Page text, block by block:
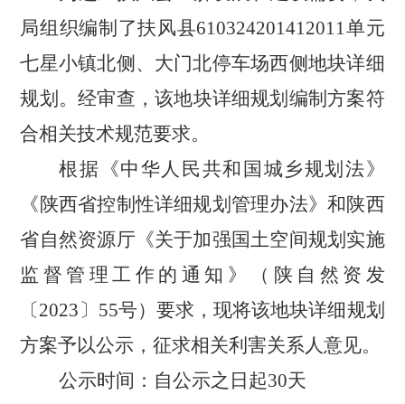
局组织编制了扶风县610324201412011单元
七星小镇北侧、大门北停车场西侧地块详细
规划。经审查，该地块详细规划编制方案符
合相关技术规范要求。
根据《中华人民共和国城乡规划法》
《陕西省控制性详细规划管理办法》和陕西
省自然资源厅《关于加强国土空间规划实施
监督管理工作的通知》（陕自然资发
〔2023 〕 55号）要求，现将该地块详细规划
方案予以公示，征求相关利害关系人意见。
公示时间：自公示之日起30天